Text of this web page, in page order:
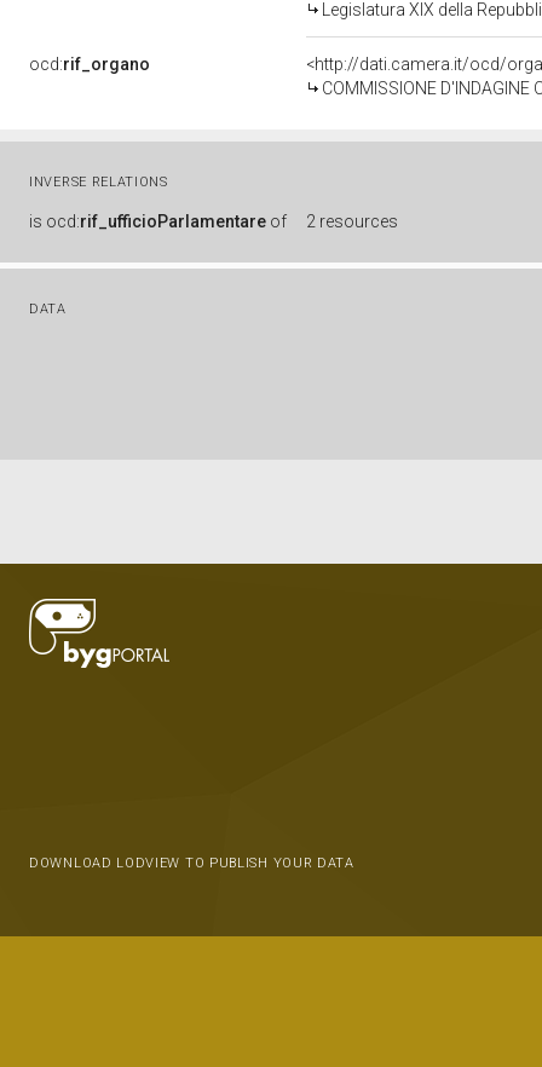
Legislatura XIX della
ocd:rif_organo
<http://dati.camera.it/ocd/
COMMISSIONE D'INDAGINE
INVERSE RELATIONS
is ocd:rif_ufficioParlamentare of 2 resources
DATA
DOWNLOAD LODVIEW TO PUBLISH YOUR DATA